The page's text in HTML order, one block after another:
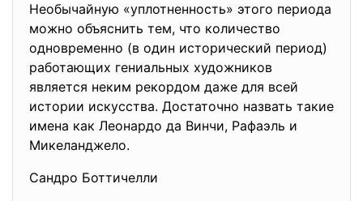
Необычайную «уплотненность» этого периода
можно объяснить тем, что количество
одновременно (в один исторический период)
работающих гениальных художников
является неким рекордом даже для всей
истории искусства. Достаточно назвать такие
имена как Леонардо да Винчи, Рафаэль и
Микеланджело.
Сандро Боттичелли